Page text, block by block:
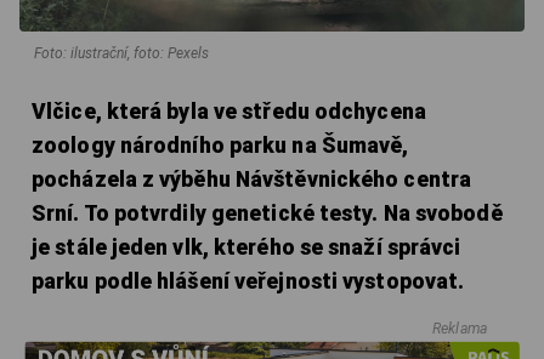
Foto: ilustrační, foto: Pexels
Vlčice, která byla ve středu odchycena
zoology národního parku na Šumavě,
pocházela z výběhu Návštěvnického centra
Srní. To potvrdily genetické testy. Na svobodě
je stále jeden vlk, kterého se snaží správci
parku podle hlášení veřejnosti vystopovat.
Reklama